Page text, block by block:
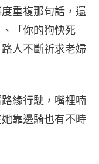
重複那句話，還
「你的狗快死
人不斷祈求老婦
緣行駛，嘴裡喃
靠邊騎也有不時